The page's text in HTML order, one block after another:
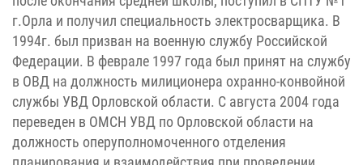
г.Орла и получил специальность электросварщика. В
1994г. был призван на военную службу Российской
Федерации. В феврале 1997 года был принят на службу
в ОВД на должность милиционера охранно-конвойной
службы УВД Орловской области. С августа 2004 года
переведен в ОМСН УВД по Орловской области на
должность оперуполномоченного отделения